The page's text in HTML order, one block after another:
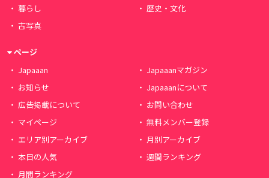
暮らし
歴史・文化
古写真
ページ
Japaaan
Japaaanマガジン
お知らせ
Japaaanについて
広告掲載について
お問い合わせ
マイページ
無料メンバー登録
エリア別アーカイブ
月別アーカイブ
本日の人気
週間ランキング
月間ランキング